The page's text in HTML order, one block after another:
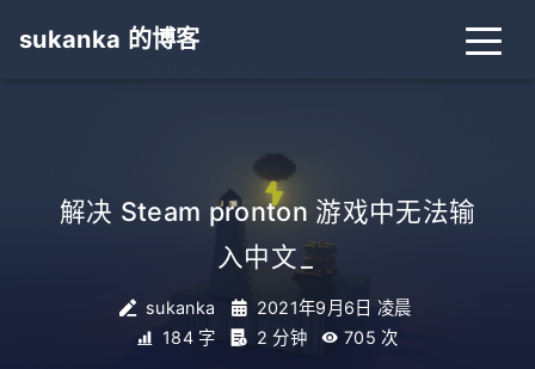
sukanka 的博客
解决 Steam pronton 游戏中无法输
入中文 _
sukanka
2021年9月6日 凌晨
184 字
2 分钟 705 次